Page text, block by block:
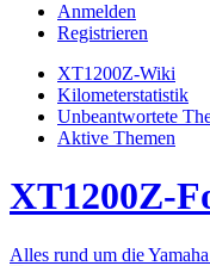
Anmelden
Registrieren
XT1200Z-Wiki
Kilometerstatistik
Unbeantwortete
Aktive Themen
XT1200Z-
Alles rund um die